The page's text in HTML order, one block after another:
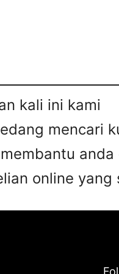
kali ini kami
mencari
anda
online